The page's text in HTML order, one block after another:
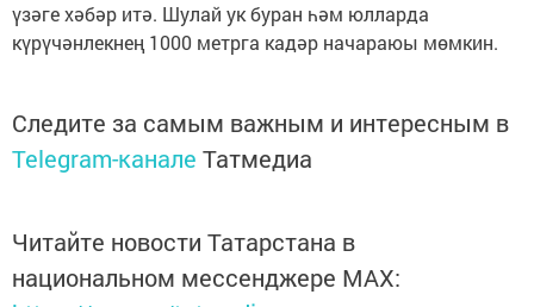
үзәге хәбәр итә. Шулай ук буран һәм юлларда
күрүчәнлекнең 1000 метрга кадәр начараюы мөмкин.
Следите за самым важным и интересным в
Telegram-канале Татмедиа
Читайте новости Татарстана в
национальном мессенджере MАХ: